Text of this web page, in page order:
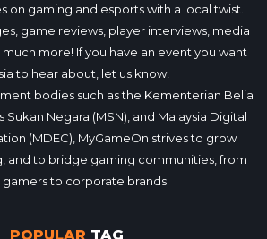
on gaming and esports with a local twist.
game reviews, player interviews, media
more! If you have an event you want
to hear about, let us know!
bodies such as the Kementerian Belia
Sukan Negara (MSN), and Malaysia Digital
(MDEC), MyGameOn strives to grow
and to bridge gaming communities, from
gamers to corporate brands.
POPULAR TAG